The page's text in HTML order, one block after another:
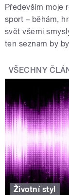
Především moje
sport – běhám,
svět všemi
ten seznam by
VŠECHNY
Životní styl